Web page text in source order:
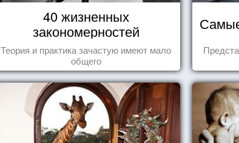
40 жизненных
закономерностей
Теория и практика зачастую имеют мало
общего